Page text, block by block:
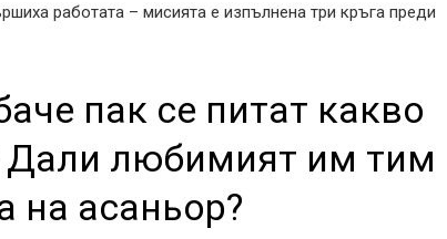
работата – мисията е изпълнена три кръга преди
пак се питат какво
Дали любимият им тим
на асаньор?